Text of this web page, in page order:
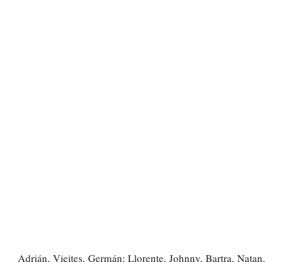
Adrián, Vieites, Germán; Llorente, Johnny, Bartra, Natan,